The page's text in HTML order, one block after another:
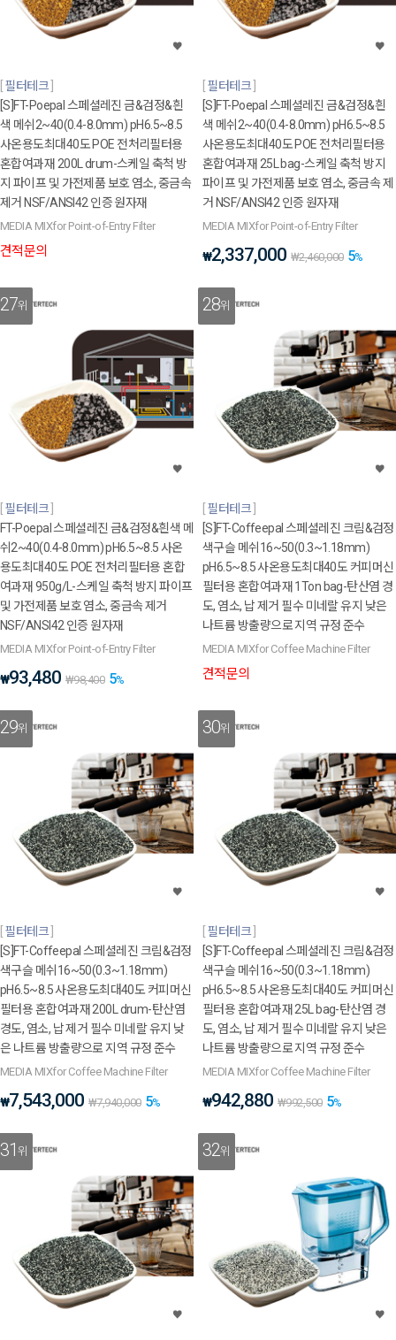
필터테크
[S]FT-Poepal 스페셜레진 금&검정&흰
색 메쉬2~40(0.4-8.0mm) pH6.5~8.5
사온용도최대40도 POE 전처리필터용
혼합여과재 200L drum-스케일 축척 방
지 파이프 및 가전제품 보호 염소, 중금속
제거 NSF/ANSI42 인증 원자재
MEDIA MIXfor Point-of-Entry Filter
견적문의
필터테크
[S]FT-Poepal 스페셜레진 금&검정&흰
색 메쉬2~40(0.4-8.0mm) pH6.5~8.5
사온용도최대40도 POE 전처리필터용
혼합여과재 25L bag-스케일 축척 방지
파이프 및 가전제품 보호 염소, 중금속 제
거 NSF/ANSI42 인증 원자재
MEDIA MIXfor Point-of-Entry Filter
₩2,337,000 ₩2,460,000 5%
27위
필터테크
FT-Poepal 스페셜레진 금&검정&흰색 메
쉬2~40(0.4-8.0mm) pH6.5~8.5 사온
용도최대40도 POE 전처리필터용 혼합
여과재 950g/L-스케일 축척 방지 파이프
및 가전제품 보호 염소, 중금속 제거
NSF/ANSI42 인증 원자재
MEDIA MIXfor Point-of-Entry Filter
₩93,480 ₩98,400 5%
28위
필터테크
[S]FT-Coffeepal 스페셜레진 크림&검정
색구슬 메쉬16~50(0.3~1.18mm)
pH6.5~8.5 사온용도최대40도 커피머신
필터용 혼합여과재 1Ton bag-탄산염 경
도, 염소, 납 제거 필수 미네랄 유지 낮은
나트륨 방출량으로 지역 규정 준수
MEDIA MIXfor Coffee Machine Filter
견적문의
29위
필터테크
[S]FT-Coffeepal 스페셜레진 크림&검정
색구슬 메쉬16~50(0.3~1.18mm)
pH6.5~8.5 사온용도최대40도 커피머신
필터용 혼합여과재 200L drum-탄산염
경도, 염소, 납 제거 필수 미네랄 유지 낮
은 나트륨 방출량으로 지역 규정 준수
MEDIA MIXfor Coffee Machine Filter
₩7,543,000 ₩7,940,000 5%
30위
필터테크
[S]FT-Coffeepal 스페셜레진 크림&검정
색구슬 메쉬16~50(0.3~1.18mm)
pH6.5~8.5 사온용도최대40도 커피머신
필터용 혼합여과재 25L bag-탄산염 경
도, 염소, 납 제거 필수 미네랄 유지 낮은
나트륨 방출량으로 지역 규정 준수
MEDIA MIXfor Coffee Machine Filter
₩942,880 ₩992,500 5%
31위 32위